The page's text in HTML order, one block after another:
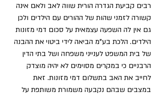
רבים קביעת הגדרה הורית שווה לאב ולאם אינה
קשורה לזמני שהות של ההורים עם הילדים ולכן
גם אין לה השפעה עצמאית על סכום דמי מזונות
הילדים. הלכת בע"מ הביאה לידי ביטוי את ההבנה
של בית המשפט לענייני משפחה ושל בתי הדין
הרבניים כי במקרים מסוימים לא יהיה מוצדק
לחייב את האב בתשלום דמי מזונות. זאת
במצבים שבהם נקבעה משמורת משותפת על